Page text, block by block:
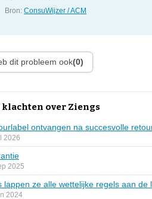
Bron:ConsuWijzer / ACM
dit probleem ook(0)
klachten over Ziengs
ontvangen na succesvolle
2026
2025
lappen ze alle wettelijke regels aan de
2024